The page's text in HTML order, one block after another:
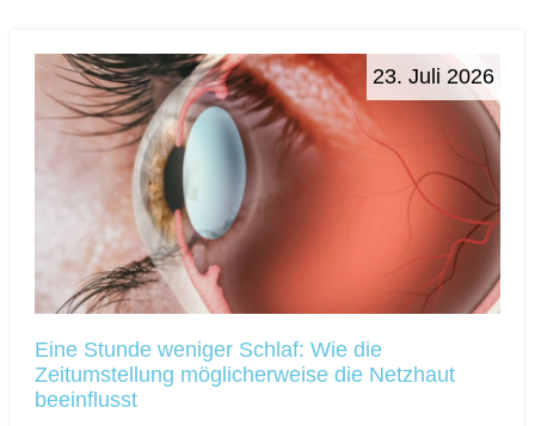
23. Juli 2026
Eine Stunde weniger Schlaf: Wie die
Zeitumstellung möglicherweise die Netzhaut
beeinflusst